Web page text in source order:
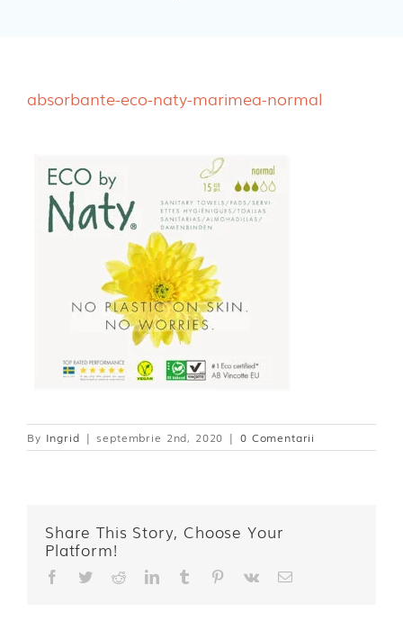
absorbante-eco-naty-marimea-normal
By Ingrid | septembrie 2nd, 2020 | 0 Comentarii
Share This Story, Choose Your
Platform!
Facebook
TwitterRedditLinkedIn
TumblrPinterest
Vk
E-